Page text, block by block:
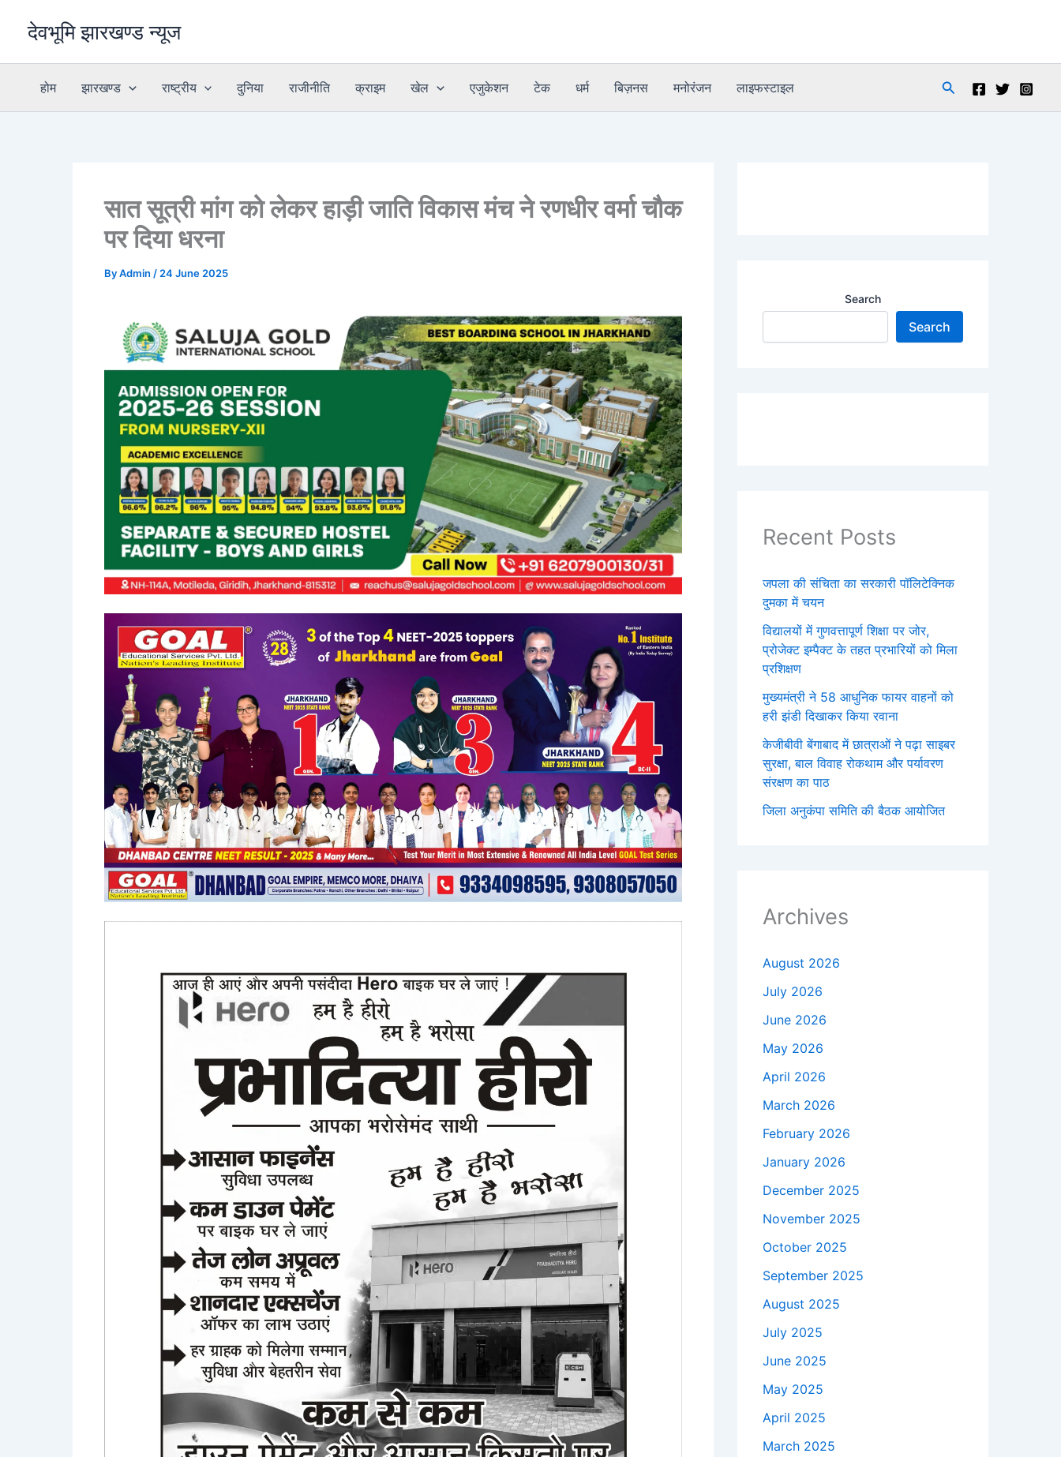
देवभूमि झारखण्ड न्यूज
होम झारखण्ड राष्ट्रीय दुनिया राजीनीति क्राइम खेल एजुकेशन टेक धर्म बिज़नस मनोरंजन लाइफस्टाइल Search
सात सूत्री मांग को लेकर हाड़ी जाति विकास मंच ने रणधीर वर्मा चौक
पर दिया धरना
ByAdmin / 24 June 2025
Search
Search
Recent Posts
जपला की संचिता का सरकारी पॉलिटेक्निक
दुमका में चयन
विद्यालयों में गुणवत्तापूर्ण शिक्षा पर जोर,
प्रोजेक्ट इम्पैक्ट के तहत प्रभारियों को मिला
प्रशिक्षण
मुख्यमंत्री ने 58 आधुनिक फायर वाहनों को
हरी झंडी दिखाकर किया रवाना
केजीबीवी बेंगाबाद में छात्राओं ने पढ़ा साइबर
सुरक्षा, बाल विवाह रोकथाम और पर्यावरण
संरक्षण का पाठ
जिला अनुकंपा समिति की बैठक आयोजित
Archives
August 2026
July 2026
June 2026
May 2026
April 2026
March 2026
February 2026
January 2026
December 2025
November 2025
October 2025
September 2025
August 2025
July 2025
June 2025
May 2025
April 2025
March 2025